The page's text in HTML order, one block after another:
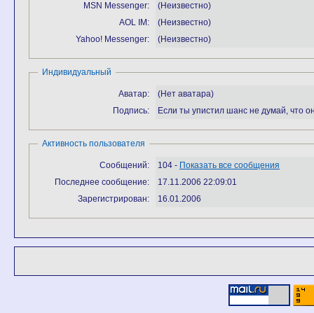
MSN Messenger:
(Неизвестно)
AOL IM:
(Неизвестно)
Yahoo! Messenger:
(Неизвестно)
Индивидуальный
Аватар:
(Нет аватара)
Подпись:
Если ты упистил шанс не думай, что
Активность пользователя
Сообщений: 104 - Показать все сообщения
Последнее сообщение:
17.11.2006 22:09:01
Зарегистрирован:
16.01.2006